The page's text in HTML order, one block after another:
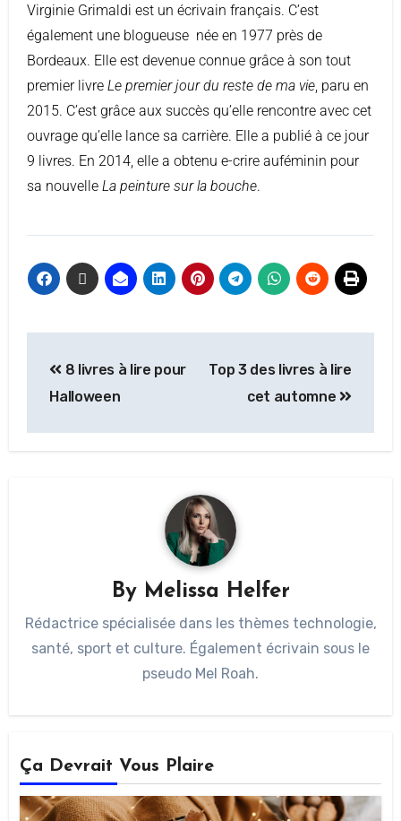
Virginie Grimaldi est un écrivain français. C’est
également une blogueuse née en 1977 près de
Bordeaux. Elle est devenue connue grâce à son tout
premier livre Le premier jour du reste de ma vie, paru en
2015. C’est grâce aux succès qu’elle rencontre avec cet
ouvrage qu’elle lance sa carrière. Elle a publié à ce jour
9 livres. En 2014, elle a obtenu e-crire auféminin pour
sa nouvelle La peinture sur la bouche.
8 livres à lire pour
Halloween
Top 3 des livres à lire
cet automne
By Melissa Helfer
Rédactrice spécialisée dans les thèmes technologie,
santé, sport et culture. Également écrivain sous le
pseudo Mel Roah.
Ça Devrait Vous Plaire